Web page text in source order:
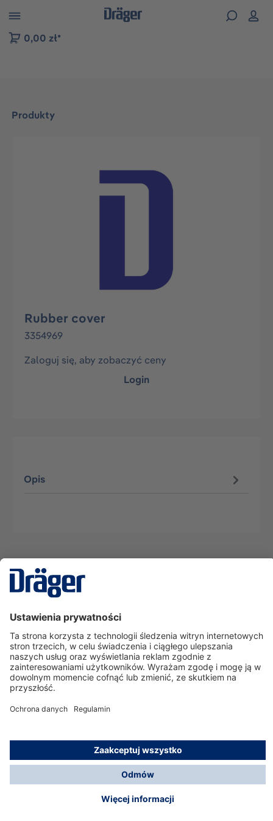
do nawigacji na platformie B2B
0,00 zł*
Produkty
Pomiń galerię zdjęć
Rubber cover
3354969
Zaloguj się, aby zobaczyć ceny
Login
Opis
Serwisowa linia hotline
O nas
Korzystanie ze sklepu
© Dräger Polska Sp. z o.o., 2025
*Wszystkie ceny bez VAT, na warunkach opisanych w